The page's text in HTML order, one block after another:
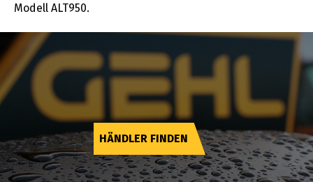
Modell ALT950.
HÄNDLER FINDEN